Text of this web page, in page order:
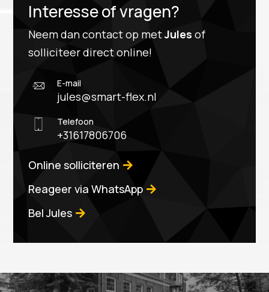
Interesse of vragen?
Neem dan contact op metJulesof
solliciteer direct online!
E-mail
jules@smart-flex.nl
Telefoon
+31617806706
Online solliciteren
Reageer via WhatsApp
Bel Jules